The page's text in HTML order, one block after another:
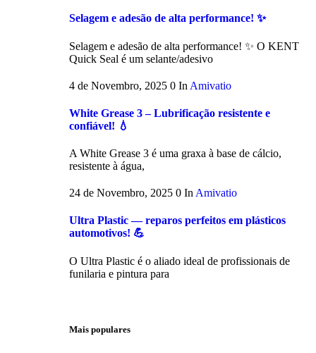
Selagem e adesão de alta performance! ✨
Selagem e adesão de alta performance! ✨ O KENT
Quick Seal é um selante/adesivo
4 de Novembro, 2025 0 In Amivatio
White Grease 3 – Lubrificação resistente e
confiável! 💧
A White Grease 3 é uma graxa à base de cálcio,
resistente à água,
24 de Novembro, 2025 0 In Amivatio
Ultra Plastic — reparos perfeitos em plásticos
automotivos! 💪
O Ultra Plastic é o aliado ideal de profissionais de
funilaria e pintura para
Mais populares